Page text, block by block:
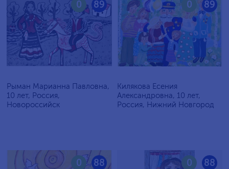
89
0
Рыман Марианна Павловна,
10 лет, Россия,
Новороссийск
89
0
Килякова Есения
Александровна, 10 лет,
Россия, Нижний Новгород
88
0 88
0